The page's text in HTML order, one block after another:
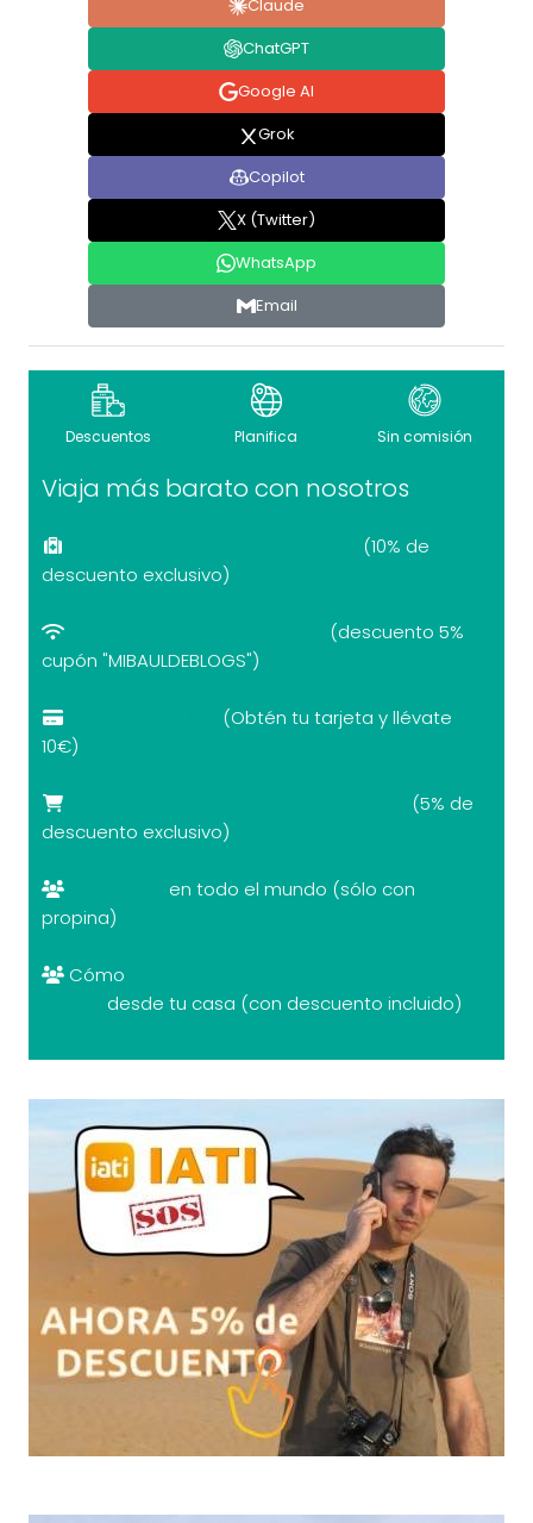
Claude
ChatGPT
Google AI
Grok
Copilot
X (Twitter)
WhatsApp
Email
Descuentos Planifica Sin comisión
Viaja más barato con nosotros
(10% de
descuento exclusivo)
(descuento 5%
cupón "MIBAULDEBLOGS")
(Obtén tu tarjeta y llévate
10€)
(5% de
descuento exclusivo)
en todo el mundo (sólo con
propina)
Cómo
desde tu casa (con descuento incluido)